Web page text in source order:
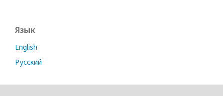
Язык
English
Русский